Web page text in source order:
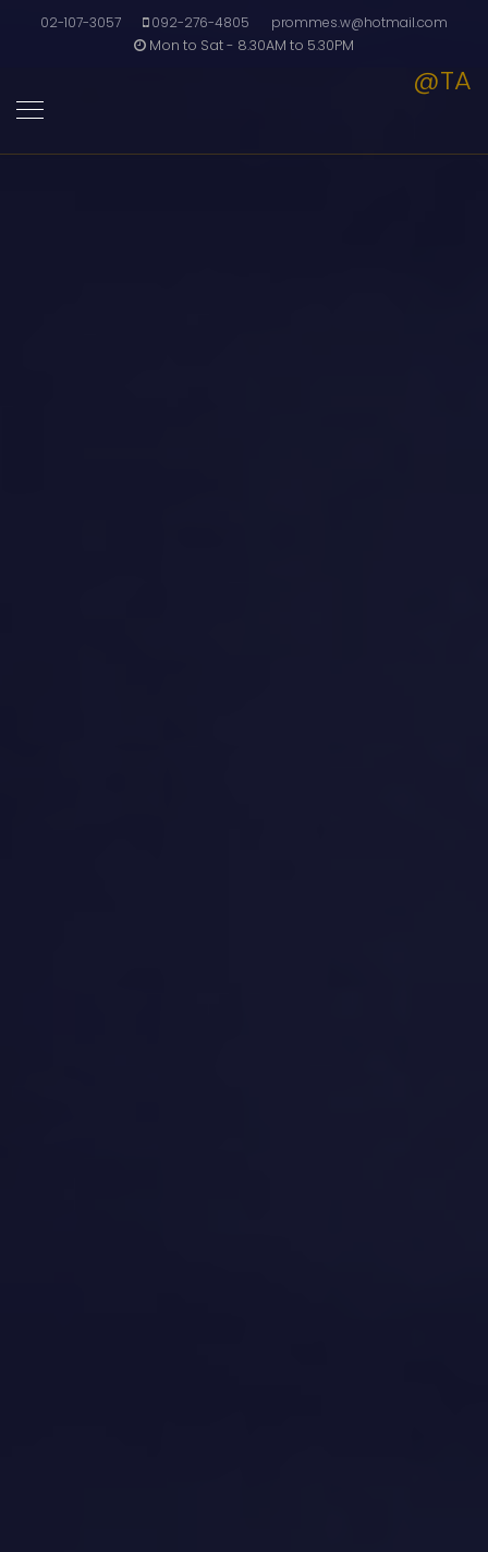
02-107-3057 092-276-4805
prommes.w@hotmail.com
Mon to Sat - 8.30AM to 5.30PM
@TA